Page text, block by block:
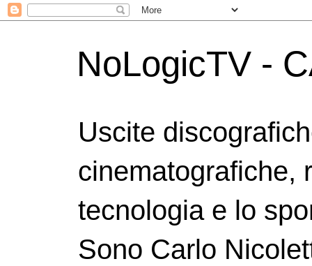
NoLogicTV -
Uscite
cinematografiche,
tecnologia e lo
Sono Carlo